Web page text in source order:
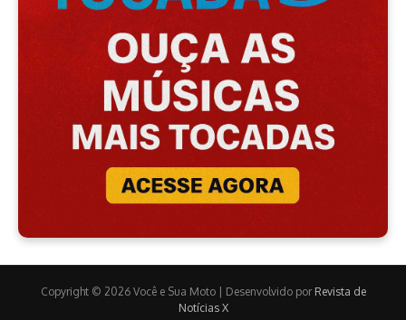
Copyright © 2026 Você e Sua Moto | Desenvolvido por Revista de
Notícias X